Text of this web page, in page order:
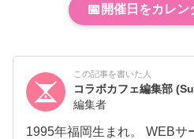
📅 開催日をカレン
この記事を書いた人
コラボカフェ編集部
編集者
1995年福岡生まれ。 WEBサ